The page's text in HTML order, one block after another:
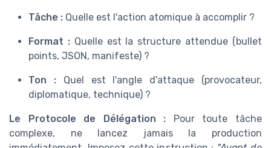
Tâche : Quelle est l'action atomique à accomplir ?
Format :Quelle est la structure attendue (bullet
points, JSON, manifeste) ?
Ton :Quel est l'angle d'attaque (provocateur,
diplomatique, technique) ?
Le Protocole de Délégation : Pour toute tâche
complexe, ne lancez jamais la production